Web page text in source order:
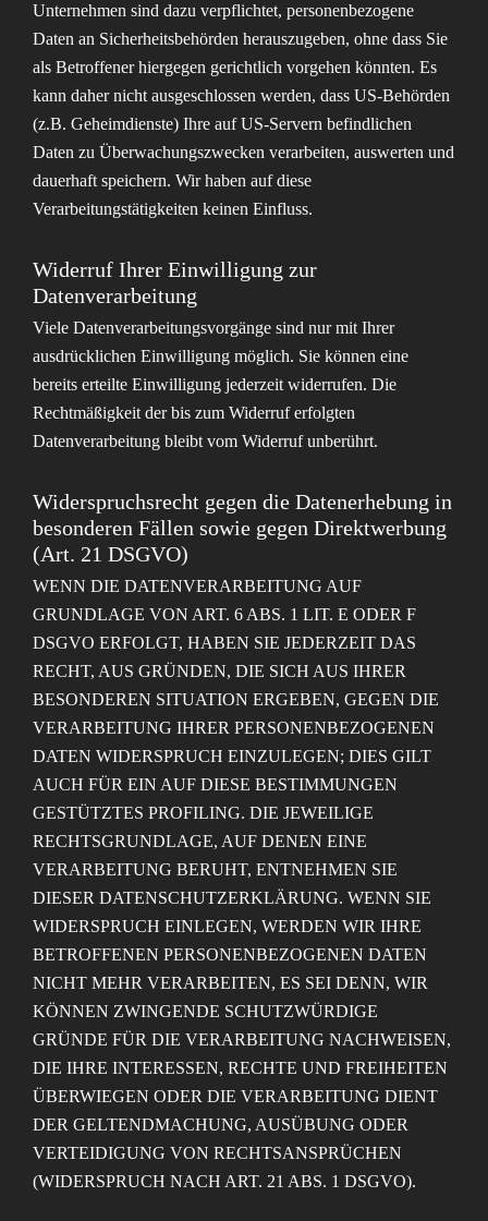
Unternehmen sind dazu verpflichtet, personenbezogene
Daten an Sicherheitsbehörden herauszugeben, ohne dass Sie
als Betroffener hiergegen gerichtlich vorgehen könnten. Es
kann daher nicht ausgeschlossen werden, dass US-Behörden
(z.B. Geheimdienste) Ihre auf US-Servern befindlichen
Daten zu Überwachungszwecken verarbeiten, auswerten und
dauerhaft speichern. Wir haben auf diese
Verarbeitungstätigkeiten keinen Einfluss.
Widerruf Ihrer Einwilligung zur
Datenverarbeitung
Viele Datenverarbeitungsvorgänge sind nur mit Ihrer
ausdrücklichen Einwilligung möglich. Sie können eine
bereits erteilte Einwilligung jederzeit widerrufen. Die
Rechtmäßigkeit der bis zum Widerruf erfolgten
Datenverarbeitung bleibt vom Widerruf unberührt.
Widerspruchsrecht gegen die Datenerhebung in
besonderen Fällen sowie gegen Direktwerbung
(Art. 21 DSGVO)
WENN DIE DATENVERARBEITUNG AUF
GRUNDLAGE VON ART. 6 ABS. 1 LIT. E ODER F
DSGVO ERFOLGT, HABEN SIE JEDERZEIT DAS
RECHT, AUS GRÜNDEN, DIE SICH AUS IHRER
BESONDEREN SITUATION ERGEBEN, GEGEN DIE
VERARBEITUNG IHRER PERSONENBEZOGENEN
DATEN WIDERSPRUCH EINZULEGEN; DIES GILT
AUCH FÜR EIN AUF DIESE BESTIMMUNGEN
GESTÜTZTES PROFILING. DIE JEWEILIGE
RECHTSGRUNDLAGE, AUF DENEN EINE
VERARBEITUNG BERUHT, ENTNEHMEN SIE
DIESER DATENSCHUTZERKLÄRUNG. WENN SIE
WIDERSPRUCH EINLEGEN, WERDEN WIR IHRE
BETROFFENEN PERSONENBEZOGENEN DATEN
NICHT MEHR VERARBEITEN, ES SEI DENN, WIR
KÖNNEN ZWINGENDE SCHUTZWÜRDIGE
GRÜNDE FÜR DIE VERARBEITUNG NACHWEISEN,
DIE IHRE INTERESSEN, RECHTE UND FREIHEITEN
ÜBERWIEGEN ODER DIE VERARBEITUNG DIENT
DER GELTENDMACHUNG, AUSÜBUNG ODER
VERTEIDIGUNG VON RECHTSANSPRÜCHEN
(WIDERSPRUCH NACH ART. 21 ABS. 1 DSGVO).